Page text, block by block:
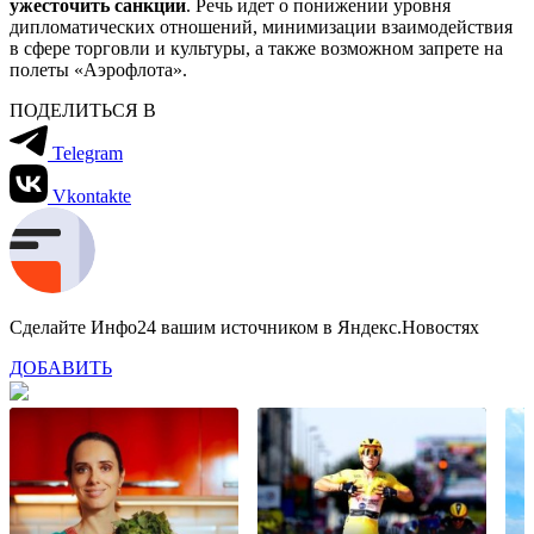
ужесточить санкции. Речь идет о понижении уровня
дипломатических отношений, минимизации взаимодействия
в сфере торговли и культуры, а также возможном запрете на
полеты «Аэрофлота».
ПОДЕЛИТЬСЯ В
Telegram
Vkontakte
Сделайте Инфо24 вашим источником в Яндекс.Новостях
ДОБАВИТЬ